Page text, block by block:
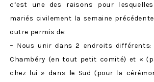
c’est une des raisons pour
mariés civilement la semaine
outre permis de:
– Nous unir dans 2 endroits
Chambéry (en tout petit comité) et «
chez lui » dans le Sud (pour la